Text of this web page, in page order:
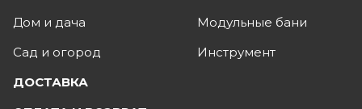
Дом и дача
Сад и огород
Модульные бани
Инструмент
ДОСТАВКА